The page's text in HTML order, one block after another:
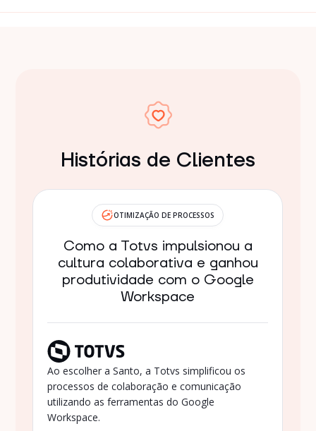
Histórias de Clientes
OTIMIZAÇÃO DE PROCESSOS
Como a Totvs impulsionou a
cultura colaborativa e ganhou
produtividade com o Google
Workspace
Ao escolher a Santo, a Totvs simplificou os
processos de colaboração e comunicação
utilizando as ferramentas do Google
Workspace.